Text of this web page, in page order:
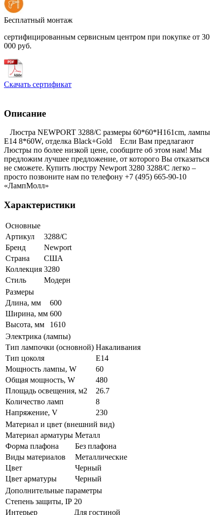
Бесплатный монтаж
сертифицированным сервисным центром при покупке от 30
000 руб.
Скачать сертификат
Описание
Люстра NEWPORT 3288/C размеры 60*60*H161cm, лампы
Е14 8*60W, отделка Black+Gold Если Вам предлагают
Люстры по более низкой цене, сообщите об этом нам! Мы
предложим лучшее предложение, от которого Вы отказаться
не сможете. Купить люстру Newport 3280 3288/C легко –
просто позвоните нам по телефону +7 (495) 665-90-10
«ЛампМолл»
Характеристики
Основные
Артикул
3288/C
Бренд
Newport
Страна
США
Коллекция 3280
Стиль
Модерн
Размеры
Длина, мм
600
Ширина, мм 600
Высота, мм
1610
Электрика (лампы)
Тип лампочки (основной) Накаливания
Тип цоколя
E14
Мощность лампы, W
60
Общая мощность, W
480
Площадь освещения, м2
26.7
Количество ламп
8
Напряжение, V
230
Материал и цвет (внешний вид)
Материал арматуры Металл
Форма плафона
Без плафона
Виды материалов
Металлические
Цвет
Черный
Цвет арматуры
Черный
Дополнительные параметры
Степень защиты, IP 20
Интерьер
Для гостиной